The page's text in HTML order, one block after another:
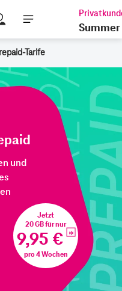
Cart
Summer
Tarife